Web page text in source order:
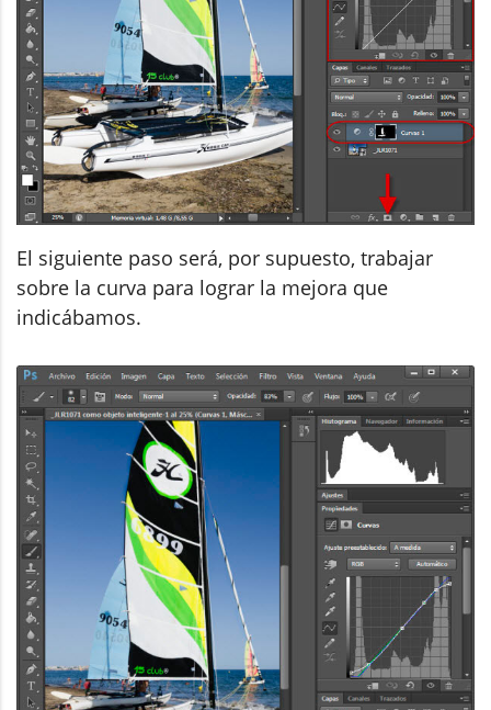
El siguiente paso será, por supuesto, trabajar
sobre la curva para lograr la mejora que
indicábamos.